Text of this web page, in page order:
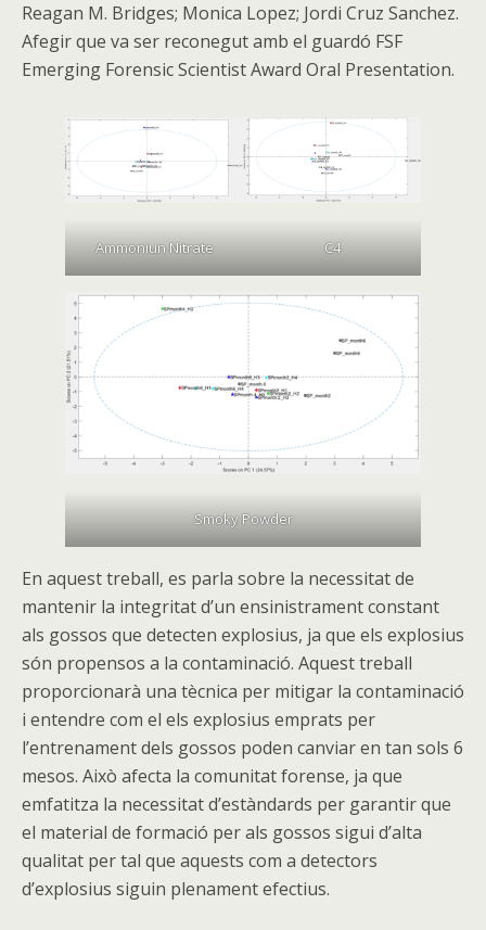
Reagan M. Bridges; Monica Lopez; Jordi Cruz Sanchez.
Afegir que va ser reconegut amb el guardó FSF
Emerging Forensic Scientist Award Oral Presentation.
Ammoniun Nitrate C4
Smoky Powder
En aquest treball, es parla sobre la necessitat de
mantenir la integritat d’un ensinistrament constant
als gossos que detecten explosius, ja que els explosius
són propensos a la contaminació. Aquest treball
proporcionarà una tècnica per mitigar la contaminació
i entendre com el els explosius emprats per
l’entrenament dels gossos poden canviar en tan sols 6
mesos. Això afecta la comunitat forense, ja que
emfatitza la necessitat d’estàndards per garantir que
el material de formació per als gossos sigui d’alta
qualitat per tal que aquests com a detectors
d’explosius siguin plenament efectius.